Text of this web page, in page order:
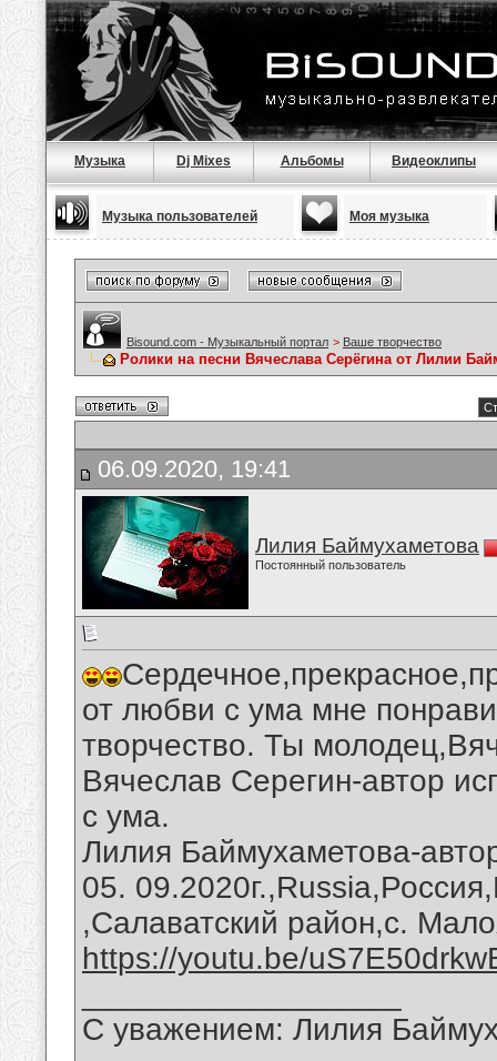
Музыка Dj Mixes Альбомы Видеоклипы
Музыка пользователей Моя музыка
Bisound.com - Музыкальный портал > Ваше творчество
Ролики на песни Вячеслава Серёгина от Лилии
06.09.2020, 19:41
Лилия Баймухаметова
Постоянный пользователь
от любви с ума мне
творчество. Ты
Вячеслав Серегин-автор
с ума.
Лилия Баймухаметова-
05.
,Салаватский район,с.
https://youtu.be/
С уважением: Лилия